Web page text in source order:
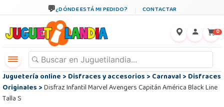
¿DÓNDE ESTÁ MI PEDIDO? CONTACTAR
0
Juguetería online>Disfraces y accesorios>Carnaval>Disfraces
Originales>Disfraz Infantil Marvel Avengers Capitán América Black Line
Talla S